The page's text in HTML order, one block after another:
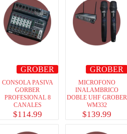
GROBER
CONSOLA PASIVA
GORBER
PROFESIONAL 8
CANALES
$114.99
GROBER
MICROFONO
INALAMBRICO
DOBLE UHF GROBER
WM332
$139.99